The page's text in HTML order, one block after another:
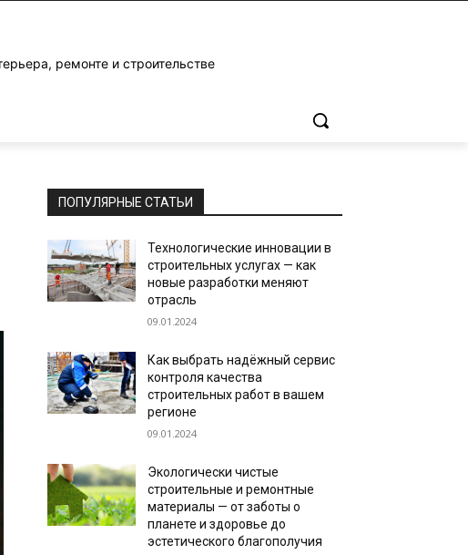
ремонте и строительстве
ПОПУЛЯРНЫЕ СТАТЬИ
Технологические инновации в
строительных услугах — как
новые разработки меняют
отрасль
09.01.2024
Как выбрать надёжный сервис
контроля качества
строительных работ в вашем
регионе
09.01.2024
Экологически чистые
строительные и ремонтные
материалы — от заботы о
планете и здоровье до
эстетического благополучия